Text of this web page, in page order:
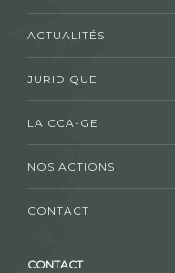
ACTUALITÉS
JURIDIQUE
LA CCA-GE
NOS ACTIONS
CONTACT
CONTACT